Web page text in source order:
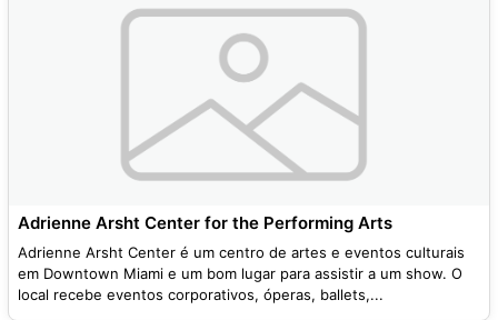
Adrienne Arsht Center for the Performing Arts
Adrienne Arsht Center é um centro de artes e eventos culturais
em Downtown Miami e um bom lugar para assistir a um show. O
local recebe eventos corporativos, óperas, ballets,...